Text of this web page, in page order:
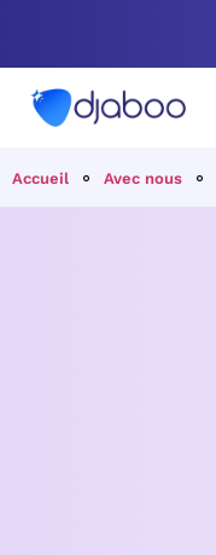
Accueil Avec nous